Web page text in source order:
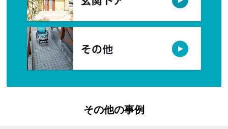
その他の事例